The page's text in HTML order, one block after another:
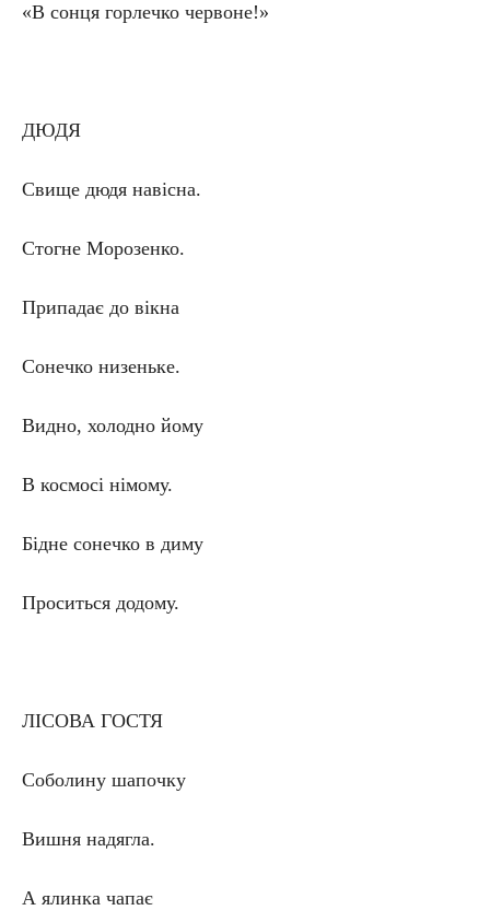
«В сонця горлечко червоне!»
ДЮДЯ
Свище дюдя навісна.
Стогне Морозенко.
Припадає до вікна
Сонечко низеньке.
Видно, холодно йому
В космосі німому.
Бідне сонечко в диму
Проситься додому.
ЛІСОВА ГОСТЯ
Соболину шапочку
Вишня надягла.
А ялинка чапає